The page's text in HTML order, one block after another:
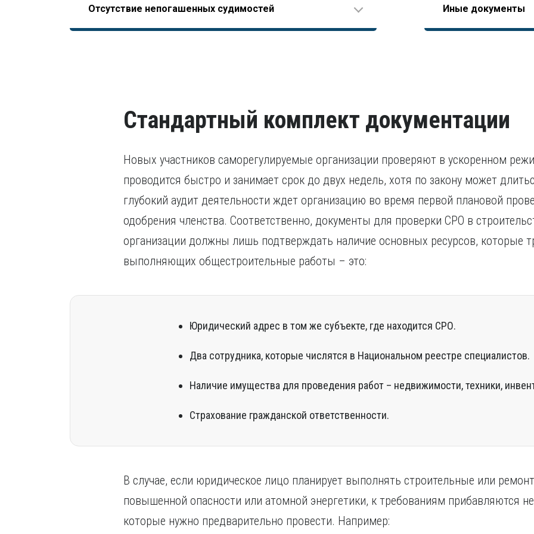
НОСТРОЙ, допускающего начало отсчета трудового стажа еще до
последних пяти лет.
Отсутствие непогашенных судимостей
В том числе, уголовного преследования.
Справка об
Диплом о высшем
В остальных случаях
Иные документы
Согласие на
Стандартный комплект документации
Новых участников саморегулируемые организации проверяют в ускоренном
проводится быстро и занимает срок до двух недель, хотя по закону может
глубокий аудит деятельности ждет организацию во время первой плановой
одобрения членства. Соответственно, документы для проверки СРО в
организации должны лишь подтверждать наличие основных ресурсов, которые
выполняющих общестроительные работы – это:
Юридический адрес в том же субъекте, где находится СРО.
Два сотрудника, которые числятся в Национальном реестре специалистов.
Наличие имущества для проведения работ – недвижимости, техники,
Страхование гражданской ответственности.
В случае, если юридическое лицо планирует выполнять строительные или
повышенной опасности или атомной энергетики, к требованиям прибавляются
которые нужно предварительно провести. Например: